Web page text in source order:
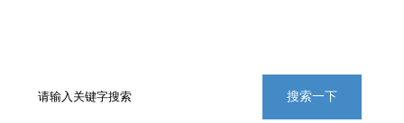
搜索一下